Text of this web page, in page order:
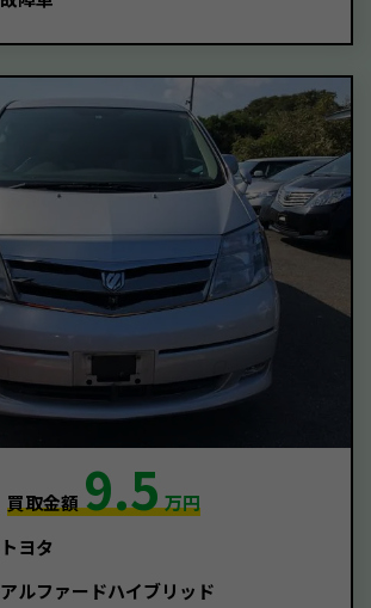
買取金額9.5万円
トヨタ
アルファードハイブリッド